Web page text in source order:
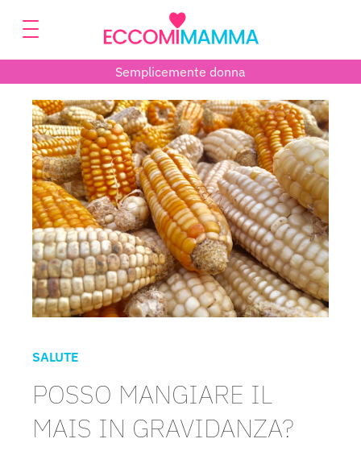
Semplicemente donna
SALUTE
POSSO MANGIARE IL
MAIS IN GRAVIDANZA?